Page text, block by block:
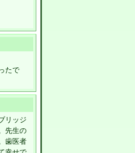
たで
リッジ
先生の
歯医者